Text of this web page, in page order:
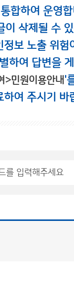
합하여 운영
삭제될 수
보 노출 위
하여 답변을
>민원이용안내'
여 주시기 바